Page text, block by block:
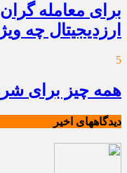
برای معامله
ارزدیجیتال چه
5
همه چیز برای
دیدگاههای اخیر